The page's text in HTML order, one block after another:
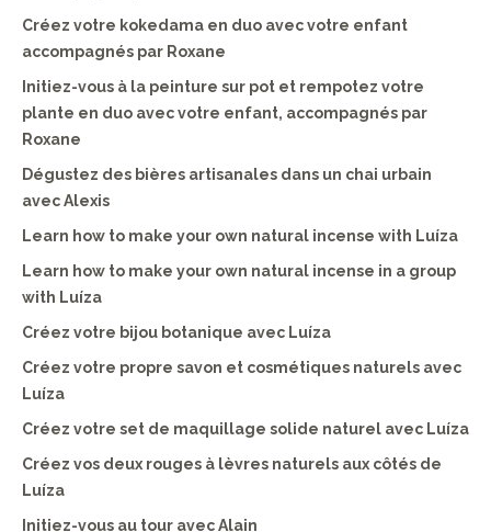
Créez votre kokedama en duo avec votre enfant
accompagnés par Roxane
Initiez-vous à la peinture sur pot et rempotez votre
plante en duo avec votre enfant, accompagnés par
Roxane
Dégustez des bières artisanales dans un chai urbain
avec Alexis
Learn how to make your own natural incense with Luíza
Learn how to make your own natural incense in a group
with Luíza
Créez votre bijou botanique avec Luíza
Créez votre propre savon et cosmétiques naturels avec
Luíza
Créez votre set de maquillage solide naturel avec Luíza
Créez vos deux rouges à lèvres naturels aux côtés de
Luíza
Initiez-vous au tour avec Alain